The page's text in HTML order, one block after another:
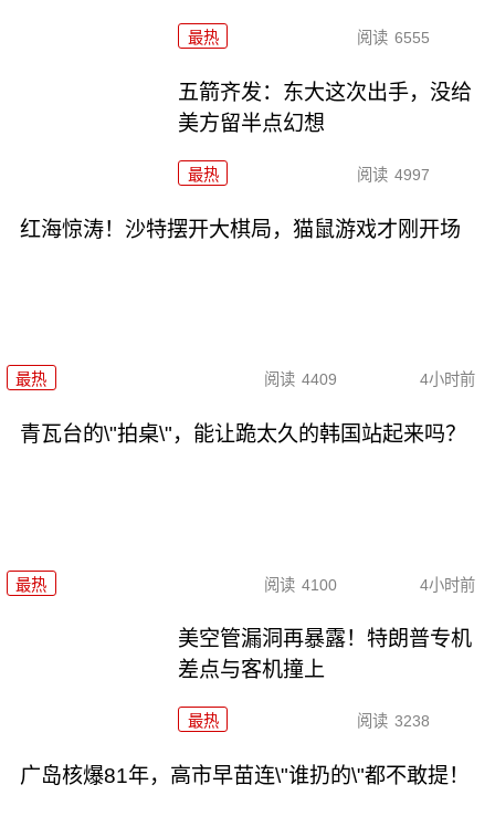
最热 阅读 6555
五箭齐发：东大这次出手，没给
美方留半点幻想
最热 阅读 4997
红海惊涛！沙特摆开大棋局，猫鼠游戏才刚开场
最热 阅读 4409 4小时前
青瓦台的\"拍桌\"，能让跪太久的韩国站起来吗？
最热 阅读 4100 4小时前
美空管漏洞再暴露！特朗普专机
差点与客机撞上
最热 阅读 3238
广岛核爆81年，高市早苗连\"谁扔的\"都不敢提！